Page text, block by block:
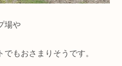
場や
もおさまりそうです。